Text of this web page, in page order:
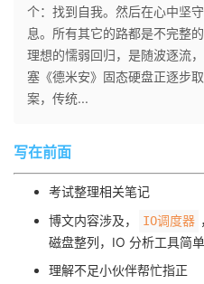
个
人
主
页
我
的
开
发
我
个：找到自我。然后在心中坚
息。所有其它的路都是不完整
理想的懦弱回归，是随波逐流
塞《德米安》固态硬盘正逐步
案，传统...
写在前面
考试整理相关笔记
博文内容涉及，
IO调度器
磁盘整列，IO 分析工具简
理解不足小伙伴帮忙指正